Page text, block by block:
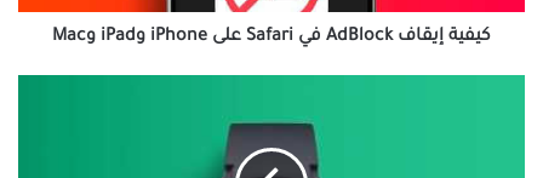
وMac
كيفية إيقاف AdBlock في Safari على iPhone وiPad وMac